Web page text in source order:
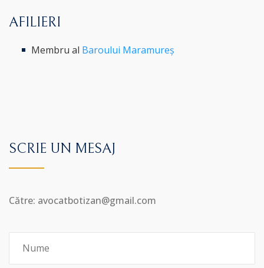
AFILIERI
Membru al Baroului Maramureș
SCRIE UN MESAJ
Către: avocatbotizan@gmail.com